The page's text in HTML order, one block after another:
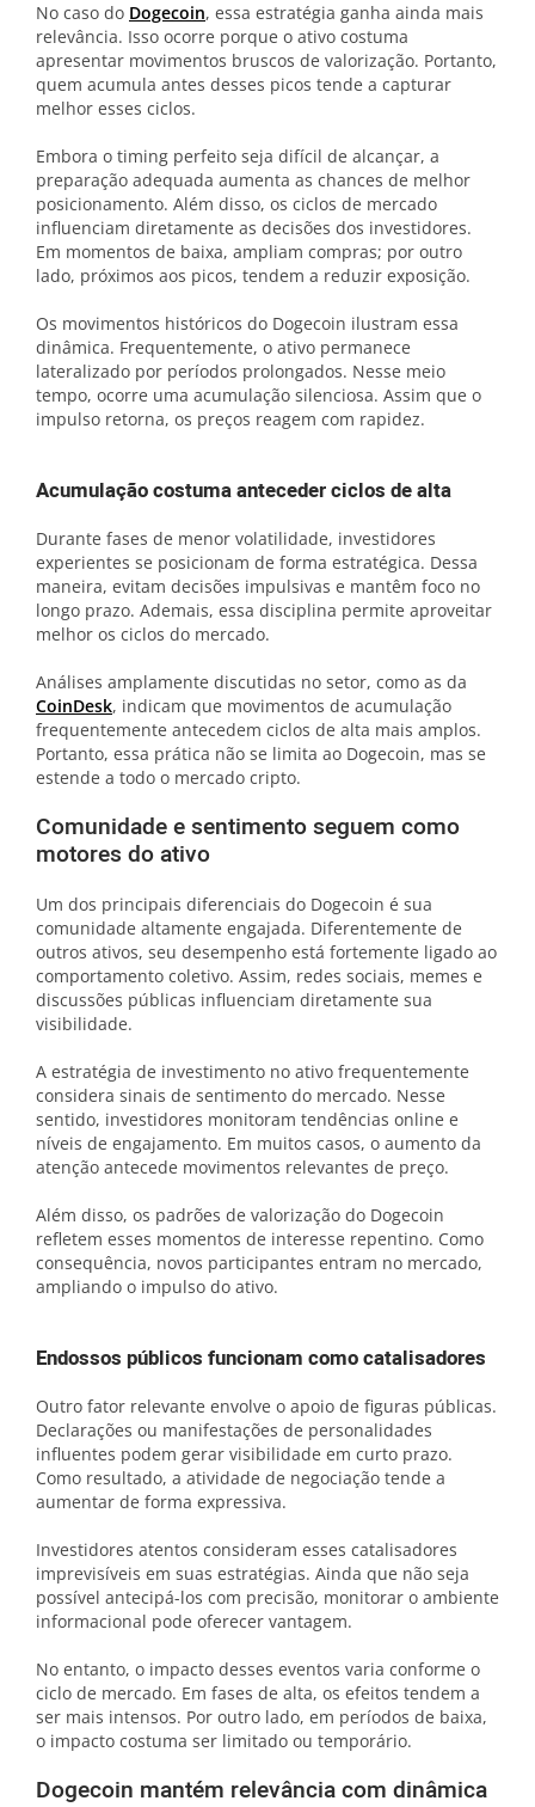
No caso do Dogecoin, essa estratégia ganha ainda mais
relevância. Isso ocorre porque o ativo costuma
apresentar movimentos bruscos de valorização. Portanto,
quem acumula antes desses picos tende a capturar
melhor esses ciclos.
Embora o timing perfeito seja difícil de alcançar, a
preparação adequada aumenta as chances de melhor
posicionamento. Além disso, os ciclos de mercado
influenciam diretamente as decisões dos investidores.
Em momentos de baixa, ampliam compras; por outro
lado, próximos aos picos, tendem a reduzir exposição.
Os movimentos históricos do Dogecoin ilustram essa
dinâmica. Frequentemente, o ativo permanece
lateralizado por períodos prolongados. Nesse meio
tempo, ocorre uma acumulação silenciosa. Assim que o
impulso retorna, os preços reagem com rapidez.
Acumulação costuma anteceder ciclos de alta
Durante fases de menor volatilidade, investidores
experientes se posicionam de forma estratégica. Dessa
maneira, evitam decisões impulsivas e mantêm foco no
longo prazo. Ademais, essa disciplina permite aproveitar
melhor os ciclos do mercado.
Análises amplamente discutidas no setor, como as da
CoinDesk, indicam que movimentos de acumulação
frequentemente antecedem ciclos de alta mais amplos.
Portanto, essa prática não se limita ao Dogecoin, mas se
estende a todo o mercado cripto.
Comunidade e sentimento seguem como
motores do ativo
Um dos principais diferenciais do Dogecoin é sua
comunidade altamente engajada. Diferentemente de
outros ativos, seu desempenho está fortemente ligado ao
comportamento coletivo. Assim, redes sociais, memes e
discussões públicas influenciam diretamente sua
visibilidade.
A estratégia de investimento no ativo frequentemente
considera sinais de sentimento do mercado. Nesse
sentido, investidores monitoram tendências online e
níveis de engajamento. Em muitos casos, o aumento da
atenção antecede movimentos relevantes de preço.
Além disso, os padrões de valorização do Dogecoin
refletem esses momentos de interesse repentino. Como
consequência, novos participantes entram no mercado,
ampliando o impulso do ativo.
Endossos públicos funcionam como catalisadores
Outro fator relevante envolve o apoio de figuras públicas.
Declarações ou manifestações de personalidades
influentes podem gerar visibilidade em curto prazo.
Como resultado, a atividade de negociação tende a
aumentar de forma expressiva.
Investidores atentos consideram esses catalisadores
imprevisíveis em suas estratégias. Ainda que não seja
possível antecipá-los com precisão, monitorar o ambiente
informacional pode oferecer vantagem.
No entanto, o impacto desses eventos varia conforme o
ciclo de mercado. Em fases de alta, os efeitos tendem a
ser mais intensos. Por outro lado, em períodos de baixa,
o impacto costuma ser limitado ou temporário.
Dogecoin mantém relevância com dinâmica